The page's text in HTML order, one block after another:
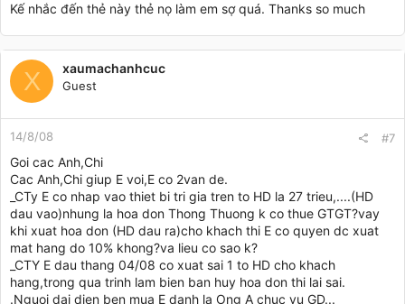
Kế nhắc đến thẻ này thẻ nọ làm em sợ quá. Thanks so much
X xaumachanhcuc
Guest
14/8/08 #7
Goi cac Anh,Chi
Cac Anh,Chi giup E voi,E co 2van de.
_CTy E co nhap vao thiet bi tri gia tren to HD la 27 trieu,....(HD
dau vao)nhung la hoa don Thong Thuong k co thue GTGT?vay
khi xuat hoa don (HD dau ra)cho khach thi E co quyen dc xuat
mat hang do 10% khong?va lieu co sao k?
_CTY E dau thang 04/08 co xuat sai 1 to HD cho khach
hang,trong qua trinh lam bien ban huy hoa don thi lai sai.
.Nguoi dai dien ben mua E danh la Ong A chuc vu GD...